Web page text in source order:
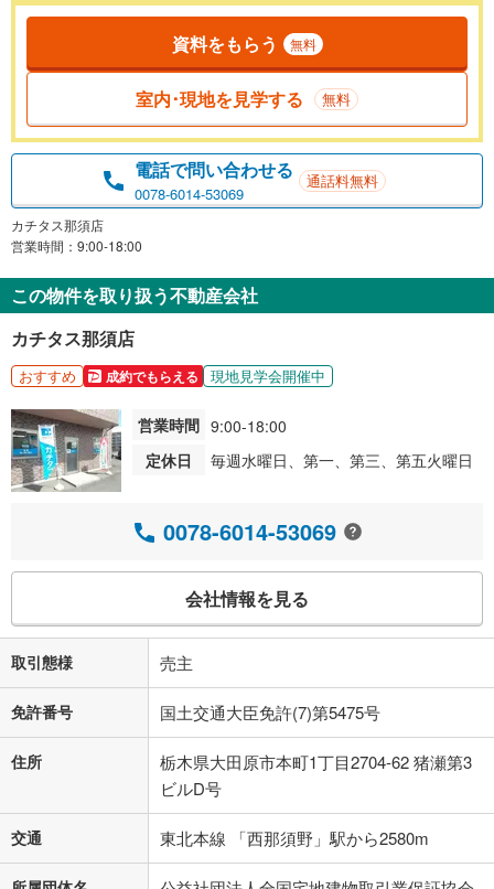
資料をもらう 無料
室内･現地を見学する 無料
電話で問い合わせる
0078-6014-53069
通話料無料
カチタス那須店
営業時間：9:00-18:00
この物件を取り扱う不動産会社
カチタス那須店
おすすめ 成約でもらえる 現地見学会開催中
営業時間 9:00-18:00
定休日
毎週水曜日、第一、第三、第五火曜日
0078-6014-53069
会社情報を見る
取引態様 売主
免許番号 国土交通大臣免許(7)第5475号
住所
栃木県大田原市本町1丁目2704-62 猪瀬第3
ビルD号
交通 東北本線 「西那須野」駅から2580m